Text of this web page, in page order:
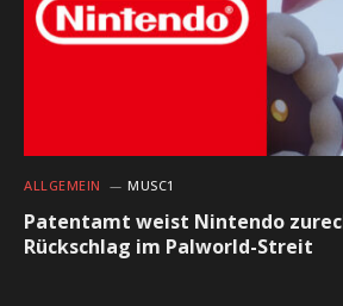
ALLGEMEIN MUSC1
Patentamt weist Nintendo
Rückschlag im Palworld-Streit